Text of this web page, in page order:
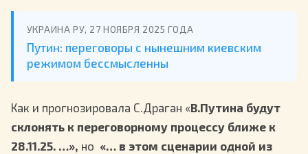
УКРАИНА РУ, 27 НОЯБРЯ 2025 ГОДА
Путин: переговоры с нынешним киевским
режимом бессмысленны
Как и прогнозировала С.Драган «В.Путина будут
склонять к переговорному процессу ближе к
28.11.25. …», но «… в этом сценарии одной из